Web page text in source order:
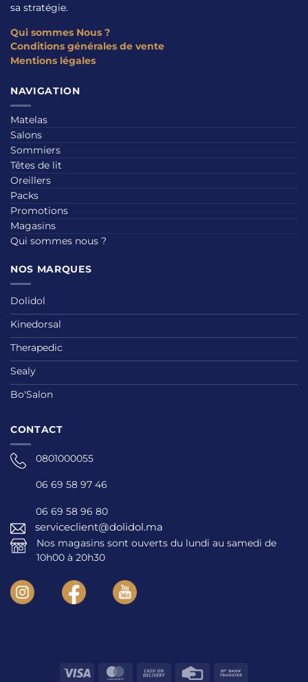
sa stratégie.
Qui sommes Nous ?
Conditions générales de vente
Mentions légales
NAVIGATION
Matelas
Salons
Sommiers
Têtes de lit
Oreillers
Packs
Promotions
Magasins
Qui sommes nous ?
NOS MARQUES
Dolidol
Kinedorsal
Therapedic
Sealy
Bo'Salon
CONTACT
0801000055
06 69 58 97 46
06 69 58 96 80
serviceclient@dolidol.ma
Nos magasins sont ouverts du lundi au samedi de
10h00 à 20h30
Visa MasterCard
Cash
Credit